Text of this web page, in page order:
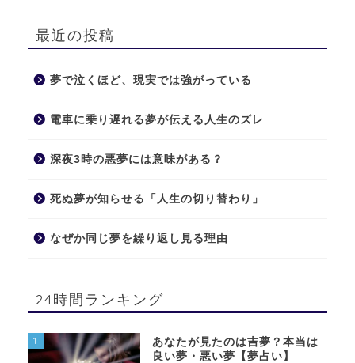
最近の投稿
夢で泣くほど、現実では強がっている
電車に乗り遅れる夢が伝える人生のズレ
深夜3時の悪夢には意味がある？
死ぬ夢が知らせる「人生の切り替わり」
なぜか同じ夢を繰り返し見る理由
24時間ランキング
1
あなたが見たのは吉夢？本当は
良い夢・悪い夢【夢占い】